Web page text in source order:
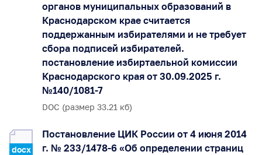
органов муниципальных образований в
Краснодарском крае считается
поддержанным избирателями и не требует
сбора подписей избирателей.
постановление избиртаельной комиссии
Краснодарского края от 30.09.2025 г.
№140/1081-7
DOC (размер 33.21 кб)
docx
Постановление ЦИК России от 4 июня 2014
г. № 233/1478-6 «Об определении страниц